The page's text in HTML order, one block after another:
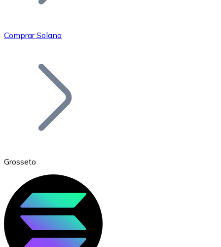
Bitcoin
ETH
Comprar Solana
Grosseto